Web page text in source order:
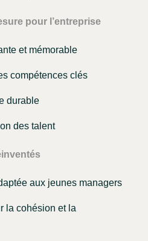
pour l’entreprise
et mémorable
compétences clés
durable
des talent
aux jeunes managers
la cohésion et la